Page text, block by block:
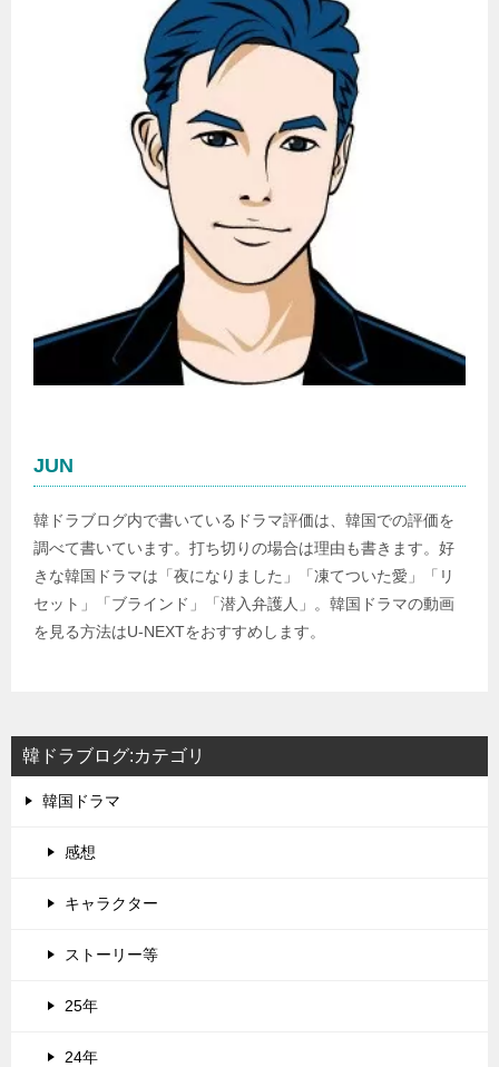
JUN
韓ドラブログ内で書いているドラマ評価は、韓国での評価を
調べて書いています。打ち切りの場合は理由も書きます。好
きな韓国ドラマは「夜になりました」「凍てついた愛」「リ
セット」「ブラインド」「潜入弁護人」。韓国ドラマの動画
を見る方法はU-NEXTをおすすめします。
韓ドラブログ:カテゴリ
韓国ドラマ
感想
キャラクター
ストーリー等
25年
24年